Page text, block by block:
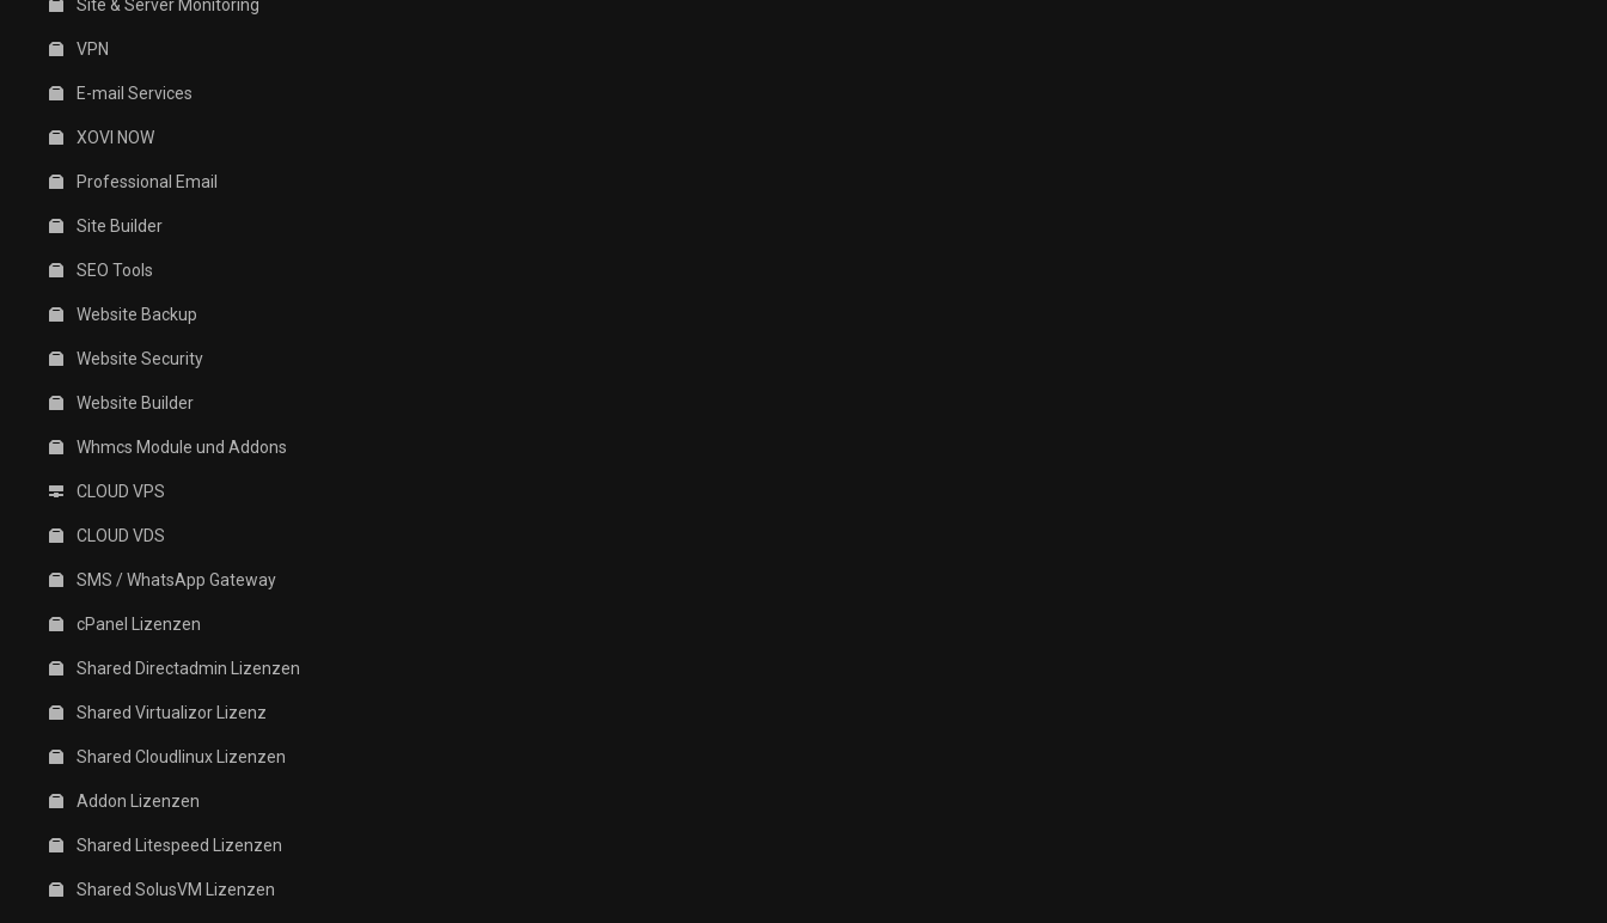
Site & Server Monitoring
VPN
E-mail Services
XOVI NOW
Professional Email
Site Builder
SEO Tools
Website Backup
Website Security
Website Builder
Whmcs Module und Addons
CLOUD VPS
CLOUD VDS
SMS / WhatsApp Gateway
cPanel Lizenzen
Shared Directadmin Lizenzen
Shared Virtualizor Lizenz
Shared Cloudlinux Lizenzen
Addon Lizenzen
Shared Litespeed Lizenzen
Shared SolusVM Lizenzen